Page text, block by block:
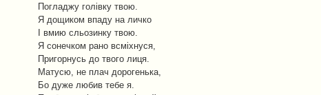
Погладжу голівку твою.
Я дощиком впаду на личко
І вмию сльозинку твою.
Я сонечком рано всміхнуся,
Пригорнусь до твого лиця.
Матусю, не плач дорогенька,
Бо дуже любив тебе я.